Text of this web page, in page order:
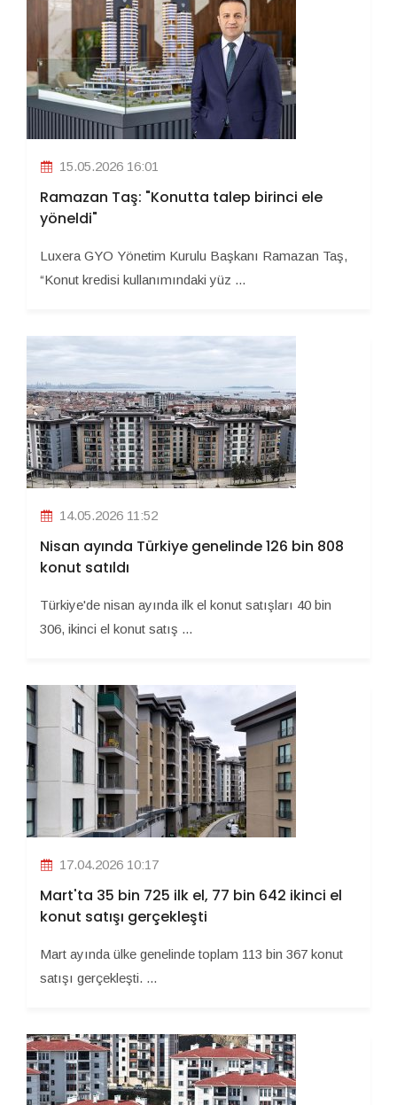
15.05.2026 16:01
Ramazan Taş: "Konutta talep birinci ele
yöneldi"
Luxera GYO Yönetim Kurulu Başkanı Ramazan Taş,
“Konut kredisi kullanımındaki yüz ...
14.05.2026 11:52
Nisan ayında Türkiye genelinde 126 bin 808
konut satıldı
Türkiye'de nisan ayında ilk el konut satışları 40 bin
306, ikinci el konut satış ...
17.04.2026 10:17
Mart'ta 35 bin 725 ilk el, 77 bin 642 ikinci el
konut satışı gerçekleşti
Mart ayında ülke genelinde toplam 113 bin 367 konut
satışı gerçekleşti. ...